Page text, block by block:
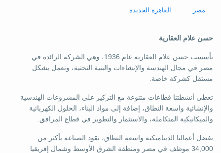
مصر القاهرة الجديدة
حسن علام العقارية
تأسست حسن علام العقارية عام 1936، وهي الشركة الرائدة في
مصر في مجال الهندسة والإنشاءات والبنية التحتية، وتعمل بشكل
مستقل كشركة خاصة.
تغطي أنشطتنا قطاعات متنوعة مع التركيز على المشروعات الهندسية
والإنشائية واسعة النطاق، إضافة إلى مواد البناء، الحلول الكهربائية
والميكانيكية المتكاملة، والاستثمار والتطوير في قطاع المرافق.
بفضل أعمالنا الديناميكية واسعة النطاق، نقود الصناعة بأكثر من
34,000 موظف في مصر ومنطقة الشرق الأوسط وشمال إفريقيا